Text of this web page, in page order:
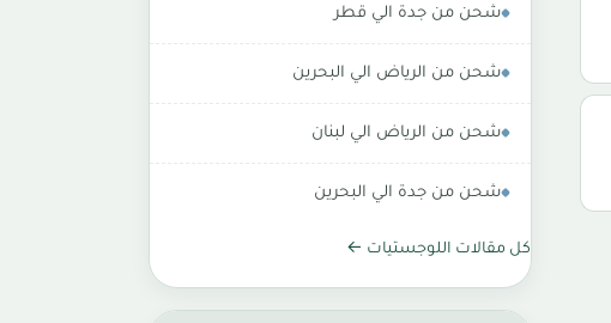
شحن من جدة الي قطر
شحن من الرياض الي البحرين
شحن من الرياض الي لبنان
شحن من جدة الي البحرين
كل مقالات اللوجستيات ←